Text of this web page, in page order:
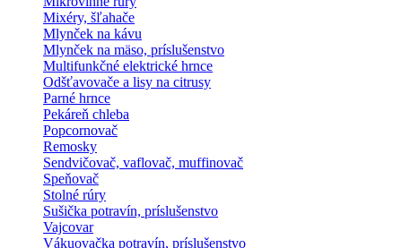
Mixéry, šľahače
Mlynček na kávu
Mlynček na mäso, príslušenstvo
Multifunkčné elektrické hrnce
Odšťavovače a lisy na citrusy
Parné hrnce
Pekáreň chleba
Popcornovač
Remosky
Sendvičovač, vaflovač, muffinovač
Speňovač
Stolné rúry
Sušička potravín, príslušenstvo
Vajcovar
Vákuovačka potravín, príslušenstvo